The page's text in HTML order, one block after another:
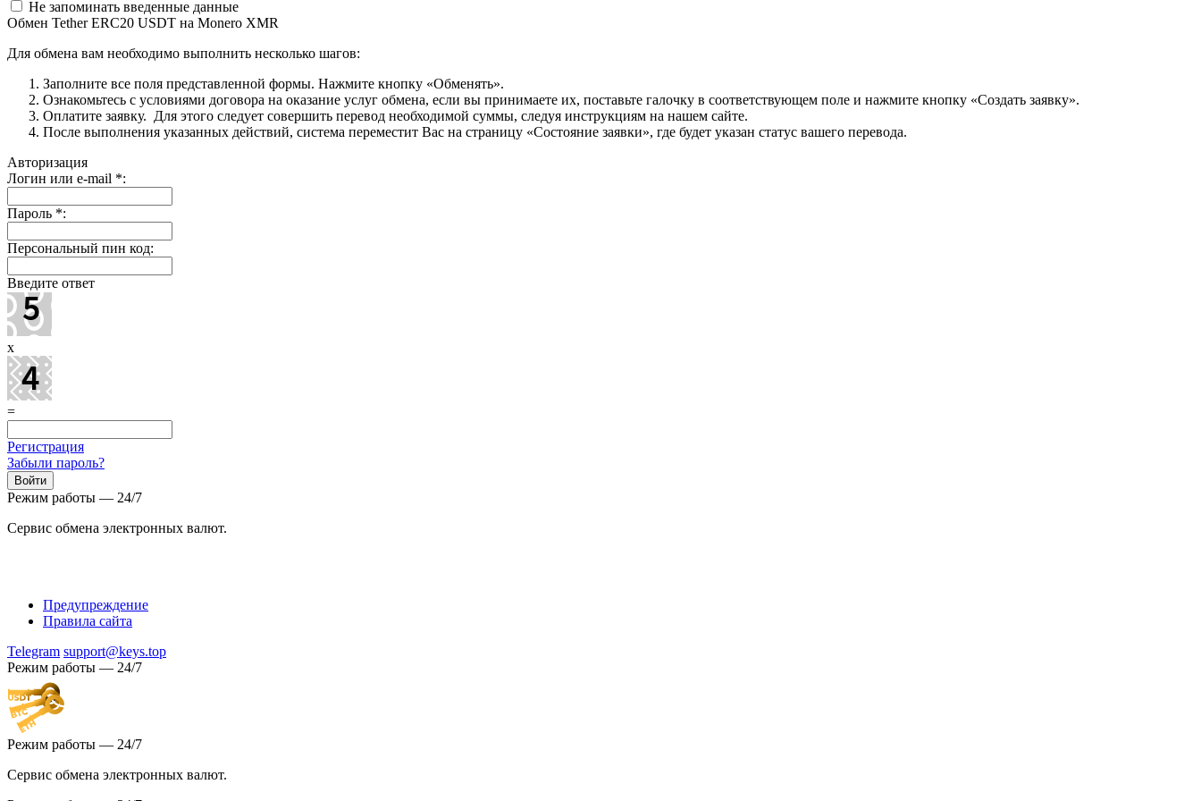
Не запоминать введенные данные
Обмен Tether ERC20 USDT на Monero XMR
Для обмена вам необходимо выполнить несколько шагов:
Заполните все поля представленной формы. Нажмите кнопку «Обменять».
Ознакомьтесь с условиями договора на оказание услуг обмена, если вы принимаете их, поставьте галочку в соответствующем поле и нажмите кнопку «Создать заявку».
Оплатите заявку. Для этого следует совершить перевод необходимой суммы, следуя инструкциям на нашем сайте.
После выполнения указанных действий, система переместит Вас на страницу «Состояние заявки», где будет указан статус вашего перевода.
Авторизация
Логин или e-mail *:
Пароль *:
Персональный пин код:
Введите ответ
x
=
Регистрация
Забыли пароль?
Режим работы — 24/7
Сервис обмена электронных валют.
Предупреждение
Правила сайта
Telegram support@keys.top
Режим работы — 24/7
Режим работы — 24/7
Сервис обмена электронных валют.